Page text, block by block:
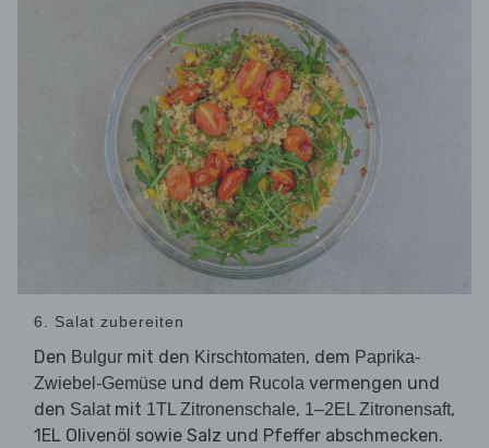
6. Salat zubereiten
Den Bulgur mit den Kirschtomaten, dem Paprika-
Zwiebel-Gemüse und dem Rucola vermengen und
den Salatmit 1TL Zitronenschale, 1–2EL Zitronensaft,
1EL Olivenöl sowie Salz und Pfeffer abschmecken.